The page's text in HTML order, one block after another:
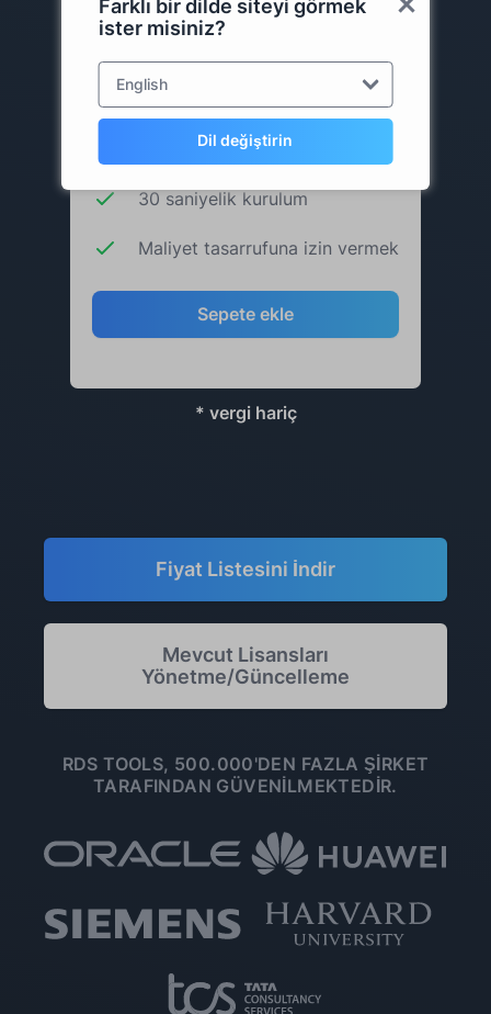
Farklı bir dilde siteyi görmek
ister misiniz?
English
Dil değiştirin
Gerçek zamanlı uyarılar
Kullanıcı dostu arayüz
30 saniyelik kurulum
Maliyet tasarrufuna izin vermek
Sepete ekle
* vergi hariç
Fiyat Listesini İndir
Mevcut Lisansları
Yönetme/Güncelleme
RDS TOOLS, 500.000'DEN FAZLA ŞIRKET
TARAFINDAN GÜVENILMEKTEDIR.